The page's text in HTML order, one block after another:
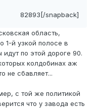
82893[/snapback]
область,
й узкой полосе в
по этой дороге 90.
колдобинах аж
не сбавляет...
с той же политикой
что у завода есть